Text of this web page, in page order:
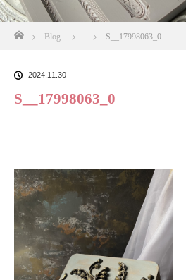
ホーム
Blog S__17998063_0
2024.11.30
S__17998063_0